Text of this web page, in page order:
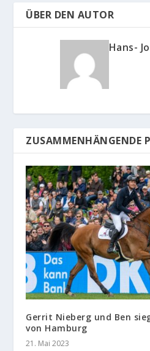
ÜBER DEN AUTOR
Hans-
ZUSAMMENHÄNGENDE
Gerrit Nieberg und Ben
von Hamburg
21. Mai 2023